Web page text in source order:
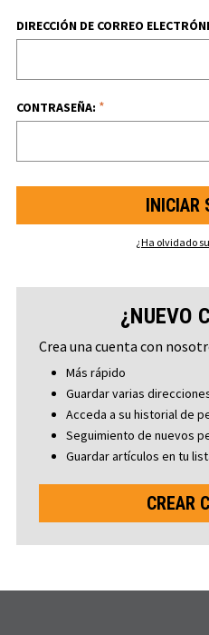
DIRECCIÓN DE CORREO
CONTRASEÑA: *
¿Ha olvidado
¿NUEVO
Crea una cuenta con
Más rápido
Guardar varias
Acceda a su historial de
Seguimiento de nuevos
Guardar artículos en tu
CREAR